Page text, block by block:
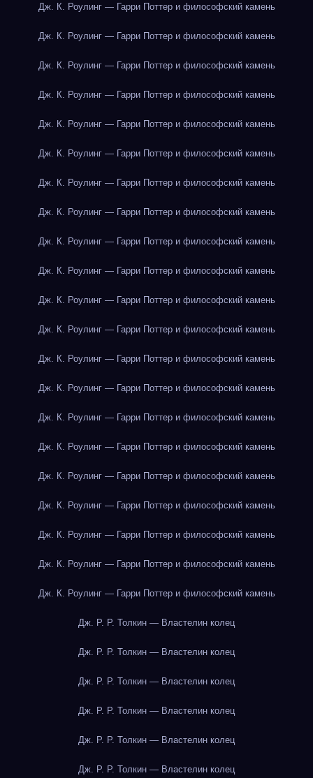
Дж. К. Роулинг — Гарри Поттер и философский камень
Дж. К. Роулинг — Гарри Поттер и философский камень
Дж. К. Роулинг — Гарри Поттер и философский камень
Дж. К. Роулинг — Гарри Поттер и философский камень
Дж. К. Роулинг — Гарри Поттер и философский камень
Дж. К. Роулинг — Гарри Поттер и философский камень
Дж. К. Роулинг — Гарри Поттер и философский камень
Дж. К. Роулинг — Гарри Поттер и философский камень
Дж. К. Роулинг — Гарри Поттер и философский камень
Дж. К. Роулинг — Гарри Поттер и философский камень
Дж. К. Роулинг — Гарри Поттер и философский камень
Дж. К. Роулинг — Гарри Поттер и философский камень
Дж. К. Роулинг — Гарри Поттер и философский камень
Дж. К. Роулинг — Гарри Поттер и философский камень
Дж. К. Роулинг — Гарри Поттер и философский камень
Дж. К. Роулинг — Гарри Поттер и философский камень
Дж. К. Роулинг — Гарри Поттер и философский камень
Дж. К. Роулинг — Гарри Поттер и философский камень
Дж. К. Роулинг — Гарри Поттер и философский камень
Дж. К. Роулинг — Гарри Поттер и философский камень
Дж. К. Роулинг — Гарри Поттер и философский камень
Дж. Р. Р. Толкин — Властелин колец
Дж. Р. Р. Толкин — Властелин колец
Дж. Р. Р. Толкин — Властелин колец
Дж. Р. Р. Толкин — Властелин колец
Дж. Р. Р. Толкин — Властелин колец
Дж. Р. Р. Толкин — Властелин колец